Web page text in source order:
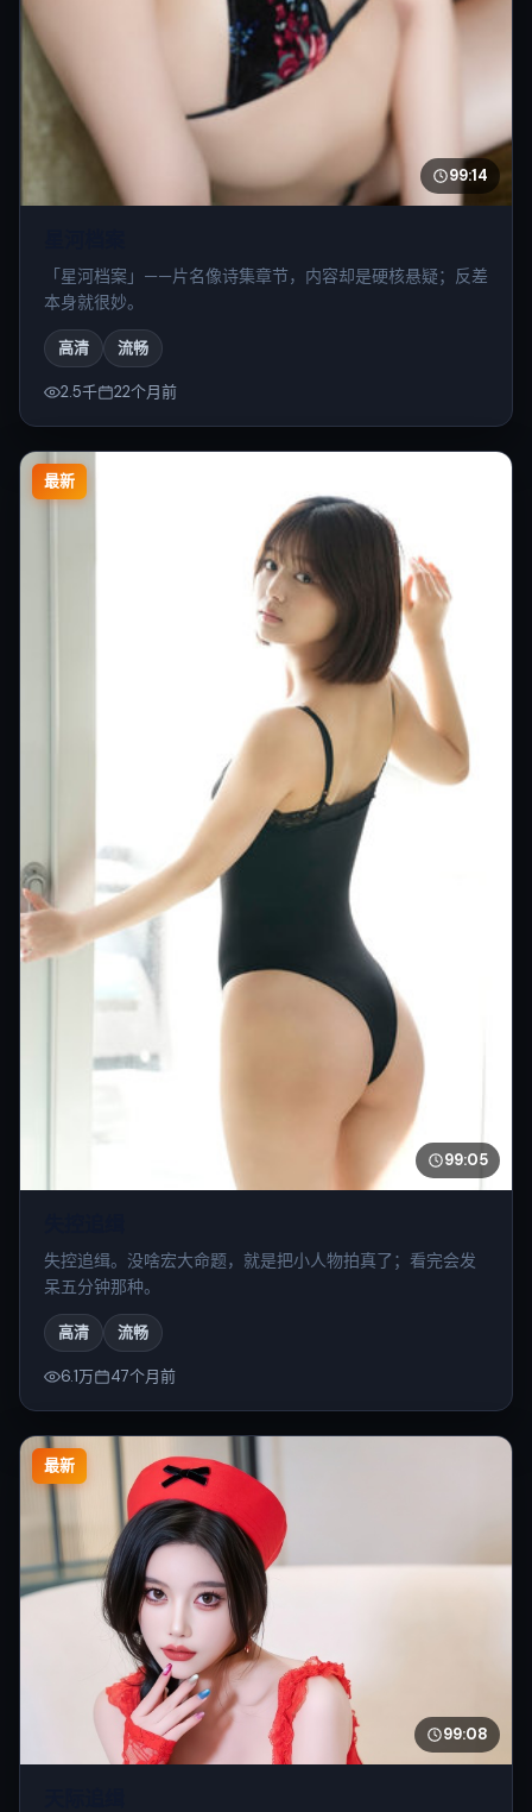
99:14
「星河档案」——片名像诗集章节，内容却是硬核悬疑；反差
本身就很妙。
高清 流畅
2.5千 22个月前
最新
99:05
失控追缉。没啥宏大命题，就是把小人物拍真了；看完会发
呆五分钟那种。
高清 流畅
6.1万 47个月前
最新
99:08